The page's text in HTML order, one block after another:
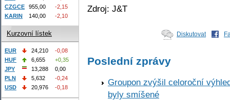
Zdroj: J&T
Diskutovat
Poslední zprávy
Groupon zvýšil celoroční
byly smíšené
CZGCE
955,00
-2,15
KARIN
140,00 -2,10
Kurzovní lístek
EUR 24,210
-0,08
HUF
6,655
+0,35
JPY
13,288
0,00
PLN
5,632
-0,24
USD
20,976 -0,18